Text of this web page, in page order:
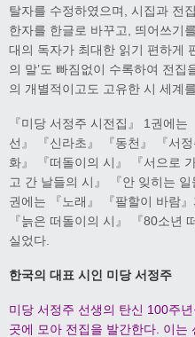
탈자를 수정하였으며, 시집과 전
한자를 한글로 바꾸고, 띄어쓰기
대의 독자가 최대한 읽기 편하게
의 말’도 빠짐없이 수록하여 전
의 개별적이고도 고유한 시 세계
『미당 서정주 시전집』 1권에
선』 『신라초』 『동천』 『서
화』 『떠돌이의 시』 『서으로
고 간 날들의 시』 『안 잊히는 일
권에는 『노래』 『팔할이 바람』
『늙은 떠돌이의 시』 『80소년
실었다.
한국의 대표 시인 미당 서정주
미당 서정주 선생의 탄신 100주
곳에 모아 전집을 발간한다. 이는